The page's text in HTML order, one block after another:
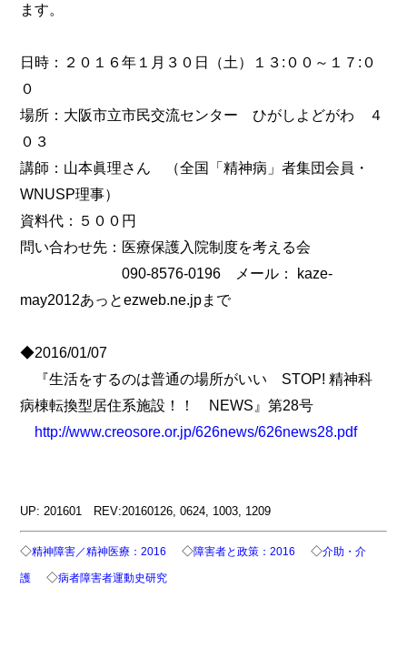
ます。
日時：２０１６年１月３０日（土）１３:００～１７:０
０
場所：大阪市立市民交流センター ひがしよどがわ ４
０３
講師：山本眞理さん （全国「精神病」者集団会員・
WNUSP理事）
資料代：５００円
問い合わせ先：医療保護入院制度を考える会
090-8576-0196 メール： kaze-
may2012あっとezweb.ne.jpまで
◆2016/01/07
『生活をするのは普通の場所がいい STOP! 精神科
病棟転換型居住系施設！！ NEWS』第28号
http://www.creosore.or.jp/626news/626news28.pdf
UP: 201601 REV:20160126, 0624, 1003, 1209
◇精神障害／精神医療：2016 ◇障害者と政策：2016 ◇介助・介
護 ◇病者障害者運動史研究